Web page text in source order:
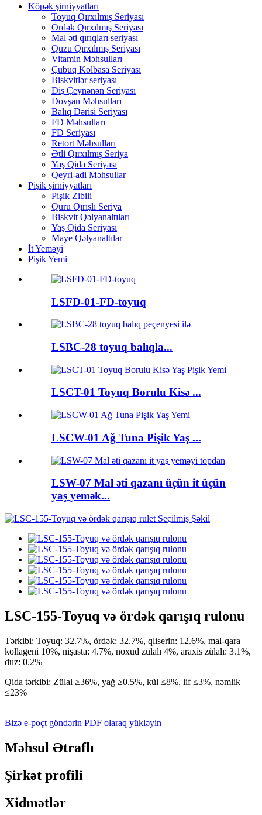
Köpək şirniyyatları
Toyuq Qırxılmış Seriyası
Ördək Qırxılmış Seriyası
Mal əti qırıqları seriyası
Quzu Qırxılmış Seriyası
Vitamin Məhsulları
Çubuq Kolbasa Seriyası
Biskvitlər seriyası
Diş Çeynənən Seriyası
Dovşan Məhsulları
Balıq Dərisi Seriyası
FD Məhsulları
FD Seriyası
Retort Məhsulları
Ətli Qırxılmış Seriya
Yaş Qida Seriyası
Qeyri-adi Məhsullar
Pişik şirniyyatları
Pişik Zibili
Quru Qırışlı Seriya
Biskvit Qəlyanaltıları
Yaş Qida Seriyası
Maye Qəlyanaltılar
İt Yeməyi
Pişik Yemi
LSFD-01-FD-toyuq
LSBC-28 toyuq balıqla...
LSCT-01 Toyuq Borulu Kisə ...
LSCW-01 Ağ Tuna Pişik Yaş ...
LSW-07 Mal əti qazanı üçün it üçün
yaş yemək...
LSC-155-Toyuq və ördək qarışıq rulonu
Tərkibi: Toyuq: 32.7%, ördək: 32.7%, qliserin: 12.6%, mal-qara
kollageni 10%, nişasta: 4.7%, noxud zülalı 4%, araxis zülalı: 3.1%,
duz: 0.2%
Qida tərkibi: Zülal ≥36%, yağ ≥0.5%, kül ≤8%, lif ≤3%, nəmlik
≤23%
Bizə e-poçt göndərin PDF olaraq yükləyin
Məhsul Ətraflı
Şirkət profili
Xidmətlər